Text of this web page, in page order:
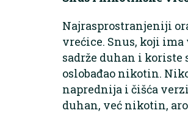
Najrasprostranjeniji
vrećice. Snus, koji
sadrže duhan i koriste
oslobađao nikotin.
naprednija i čišća
duhan, već nikotin,